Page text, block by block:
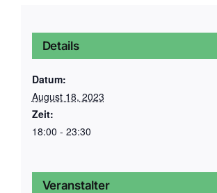
Details
Datum:
August 18, 2023
Zeit:
18:00 - 23:30
Veranstalter